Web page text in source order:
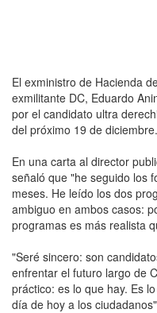
El exministro de Hacienda
exmilitante DC, Eduardo
por el candidato ultra
del próximo 19 de diciembre.
En una carta al director
señaló que "he seguido los
meses. He leído los dos
ambiguo en ambos casos:
programas es más realista
"Seré sincero: son
enfrentar el futuro largo de
práctico: es lo que hay. Es
día de hoy a los